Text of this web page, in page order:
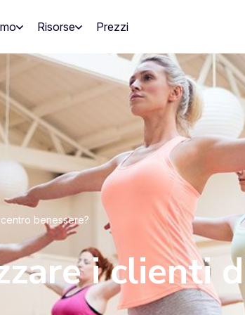
Risorse Prezzi
benessere?
i clienti